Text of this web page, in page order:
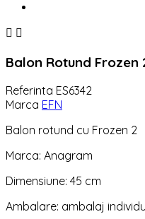
 
Balon Rotund Frozen
Referinta ES6342
Marca EFN
Balon rotund cu Frozen 2
Marca: Anagram
Dimensiune: 45 cm
Ambalare: ambalaj